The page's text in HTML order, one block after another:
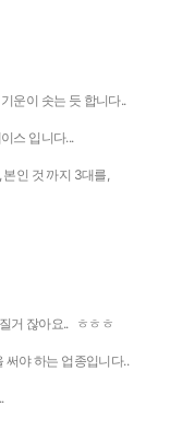
운이 솟는 듯 합니다..
스 입니다...
본인 것 까지 3대를,
거 잖아요.. ㅎㅎㅎ
써야 하는 업종입니다..